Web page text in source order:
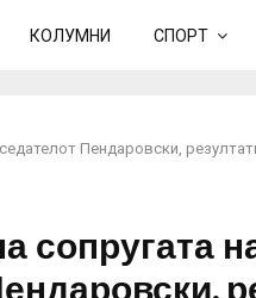
КОЛУМНИ СПОРТ
Пендаровски,
сопругата